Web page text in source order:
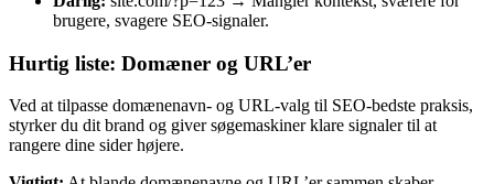
brugere, svagere SEO-signaler.
Hurtig liste: Domæner og URL’er
Ved at tilpasse domænenavn- og URL-valg til SEO-bedste praksis,
styrker du dit brand og giver søgemaskiner klare signaler til at
rangere dine sider højere.